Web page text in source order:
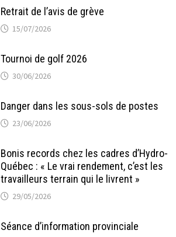
Retrait de l’avis de grève
15/07/2026
Tournoi de golf 2026
30/06/2026
Danger dans les sous-sols de postes
23/06/2026
Bonis records chez les cadres d’Hydro-
Québec : « Le vrai rendement, c’est les
travailleurs terrain qui le livrent »
29/05/2026
Séance d’information provinciale